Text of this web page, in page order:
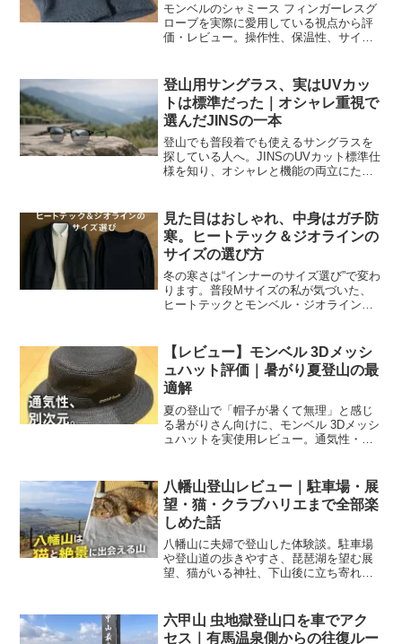
モンベルのシャミース フィンガーレスグ
ローブを実際に愛用している視点から評
価・レビュー。操作性、保温性、サイズ
た。
登山用サングラス、実はUVカッ
トは標準だった｜オシャレ重視で
選んだJINSの一本
登山でも普段着でも使えるサングラスを
探している人へ。JINSのUVカット標準仕
様を知り、オシャレと機能の両立にたど
見た目はおしゃれ、中身はガチ防
寒。ヒートテック＆ジオラインの
サイズの選び方
冬の寒さは“インナーのサイズ選び”で変わ
ります。普段Mサイズの私が気づいた、
ヒートテックとモンベル・ジオラインの
基準、冬山・通勤で失敗しないコツま
で、初心者でもわかる内容でまとめまし
た。
【レビュー】モンベル 3Dメッシ
ュハット評価｜暑がり夏登山の最
適解
夏の登山で「帽子が暑くて無理」と感じ
る暑がりさん向けに、モンベル 3Dメッシ
ュハットを実使用レビュー。通気性・被
八幡山登山レビュー｜駐車場・展
望・猫・クラブハリエまで全部楽
しめた話
八幡山に夫婦で登山した体験談。駐車場
や登山道の歩きやすさ、琵琶湖を望む展
望、猫がいる神社、下山後に立ち寄れる
六甲山 虫地獄登山口を車でアク
セス｜有馬温泉側からの往復ルー